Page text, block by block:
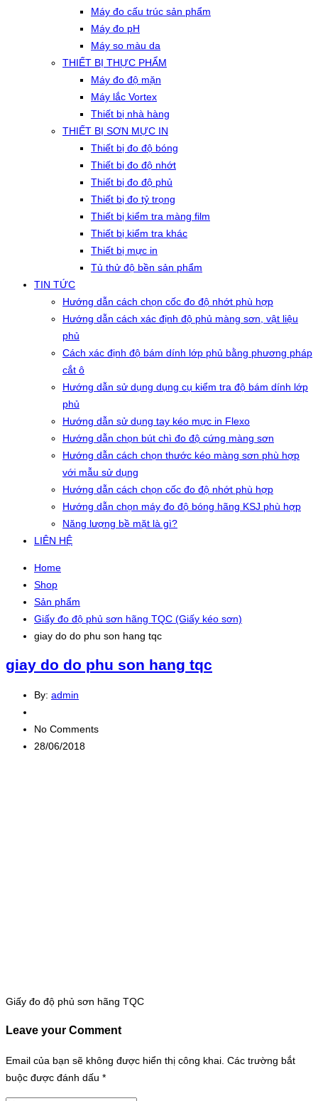
Máy đo cấu trúc sản phẩm
Máy đo pH
Máy so màu da
THIẾT BỊ THỰC PHẨM
Máy đo độ mặn
Máy lắc Vortex
Thiết bị nhà hàng
THIẾT BỊ SƠN MỰC IN
Thiết bị đo độ bóng
Thiết bị đo độ nhớt
Thiết bị đo độ phủ
Thiết bị đo tỷ trọng
Thiết bị kiểm tra màng film
Thiết bị kiểm tra khác
Thiết bị mực in
Tủ thử độ bền sản phẩm
TIN TỨC
Hướng dẫn cách chọn cốc đo độ nhớt phù hợp
Hướng dẫn cách xác định độ phủ màng sơn, vật liệu
phủ
Cách xác định độ bám dính lớp phủ bằng phương pháp
cắt ô
Hướng dẫn sử dụng dụng cụ kiểm tra độ bám dính lớp
phủ
Hướng dẫn sử dụng tay kéo mực in Flexo
Hướng dẫn chọn bút chì đo độ cứng màng sơn
Hướng dẫn cách chọn thước kéo màng sơn phù hợp
với mẫu sử dụng
Hướng dẫn cách chọn cốc đo độ nhớt phù hợp
Hướng dẫn chọn máy đo độ bóng hãng KSJ phù hợp
Năng lượng bề mặt là gì?
LIÊN HỆ
Home
Shop
Sản phẩm
Giấy đo độ phủ sơn hãng TQC (Giấy kéo sơn)
giay do do phu son hang tqc
giay do do phu son hang tqc
By: admin
No Comments
28/06/2018
Giấy đo độ phủ sơn hãng TQC
Leave your Comment
Email của bạn sẽ không được hiển thị công khai. Các trường bắt
buộc được đánh dấu *